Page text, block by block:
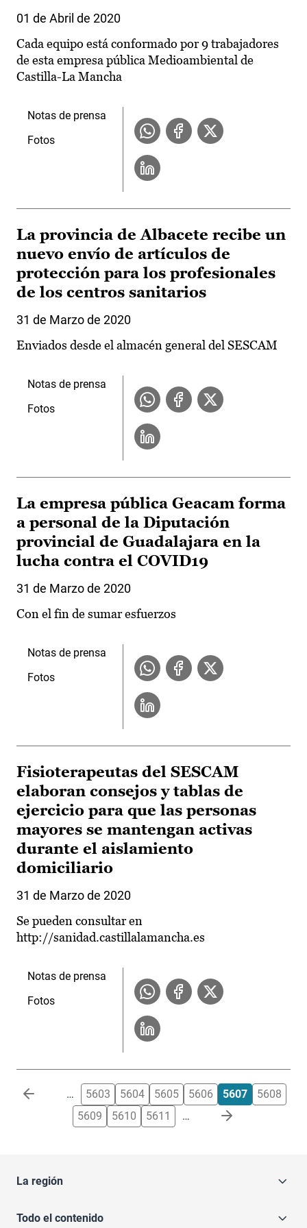
01 de Abril de 2020
Cada equipo está conformado por 9 trabajadores
de esta empresa pública Medioambiental de
Castilla-La Mancha
Notas de prensa
Fotos
La provincia de Albacete recibe un
nuevo envío de artículos de
protección para los profesionales
de los centros sanitarios
31 de Marzo de 2020
Enviados desde el almacén general del SESCAM
Notas de prensa
Fotos
La empresa pública Geacam forma
a personal de la Diputación
provincial de Guadalajara en la
lucha contra el COVID19
31 de Marzo de 2020
Con el fin de sumar esfuerzos
Notas de prensa
Fotos
Fisioterapeutas del SESCAM
elaboran consejos y tablas de
ejercicio para que las personas
mayores se mantengan activas
durante el aislamiento
domiciliario
31 de Marzo de 2020
Se pueden consultar en
http://sanidad.castillalamancha.es
Notas de prensa
Fotos
Paginación … 5603 5604 5605 5606 5607
5608
5609
5610 5611 …
La región
Todo el contenido